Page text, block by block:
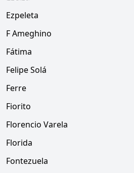
Ezpeleta
F Ameghino
Fátima
Felipe Solá
Ferre
Fiorito
Florencio Varela
Florida
Fontezuela